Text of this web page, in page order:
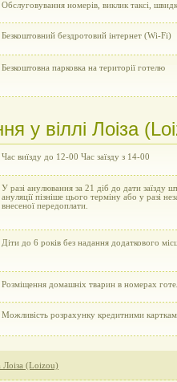
Обслуговування номерів, виклик таксі,
Безкоштовний бездротовий інтернет (Wi-Fi)
Безкоштовна парковка на території готелю
у віллі Лоіза
Час виїзду до 12-00 Час заїзду з 14-00
У разі анулювання за 21 діб до дати заїзду
ануляції пізніше цього терміну або у разі
внесеної передоплати.
Діти до 6 років без надання додаткового
Розміщення домашніх тварин в номерах
Можливість розрахунку кредитними
Лоіза (Loizou)